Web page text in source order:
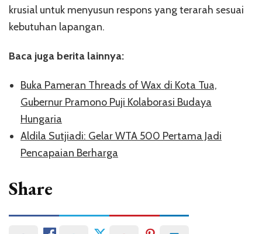
krusial untuk menyusun respons yang terarah sesuai
kebutuhan lapangan.
Baca juga berita lainnya:
Buka Pameran Threads of Wax di Kota Tua,
Gubernur Pramono Puji Kolaborasi Budaya
Hungaria
Aldila Sutjiadi: Gelar WTA 500 Pertama Jadi
Pencapaian Berharga
Share